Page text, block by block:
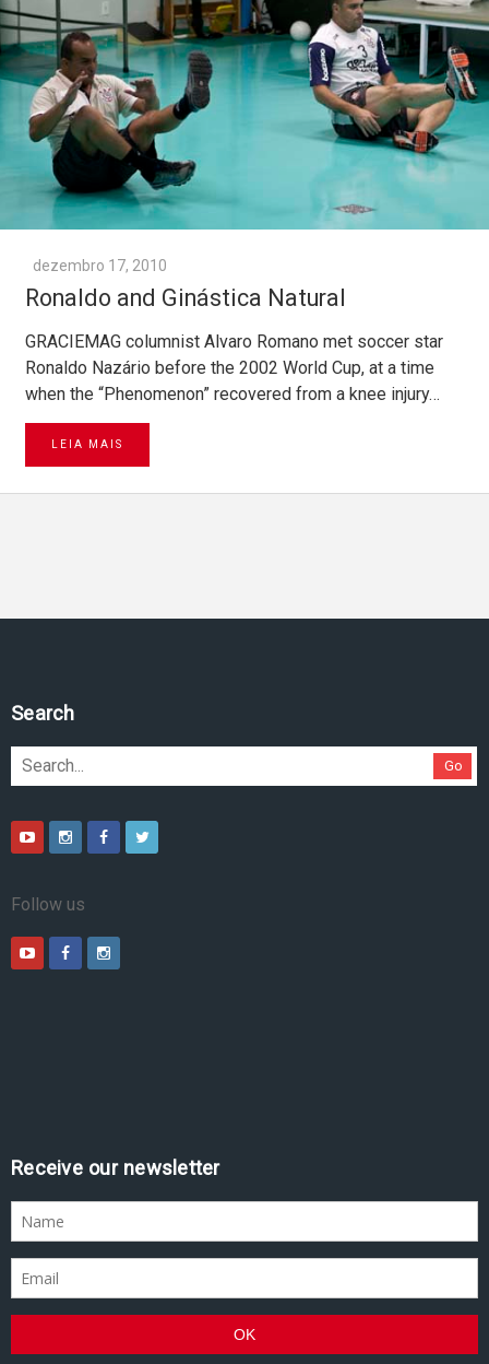
dezembro 17, 2010
Ronaldo and Ginástica Natural
GRACIEMAG columnist Alvaro Romano met soccer star
Ronaldo Nazário before the 2002 World Cup, at a time
when the “Phenomenon” recovered from a knee injury…
LEIA MAIS
Pesquise no site
Go
Follow us